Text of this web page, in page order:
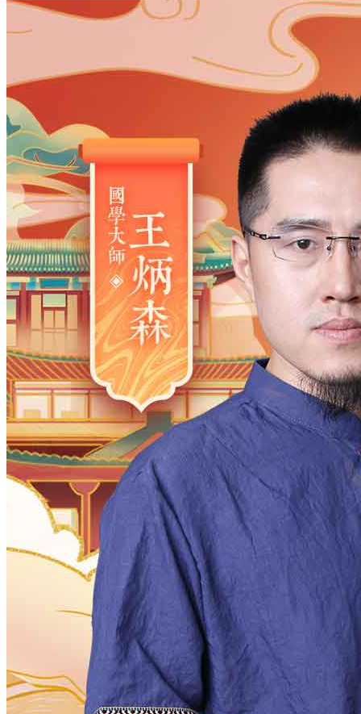
男
男 女
出生时间
2026年 日21 时22分
年
2028
2027 2026 2025 2024
2023
2022
2021 2020 2019 2018
2015
2014 2013 2012 2011
2009
2008 2007 2006 2005
2003
2002
2001 2000 1999 1998
1997
1995 1994 1993 1991
1990
1989
1988 1987 1986 1985
1984
1983
1982 1981 1980 1979 1978
1977
1976
1975 1974 1973 1972
1971
1969 1968 1967 1966 1965
1964
1963
1962 1961 1960 1959
1958
1957
1956 1955 1953 1952
1951
1950
1949 1948 1947
1944
1943 1942 1941 1940 1939
1938
1937
1936 1935 1934 1933
1932
1931
1930 1928 1927 1926
1924
1923 1922 1920
1919
1918
1916 1915 1914
1912
1911
1909 1908 1907
1905
1904 1903 1902 1900
12
11 7
31
30 29 28 27 25 24
22
21 20 18 17
12
11 10 9 8 7 4